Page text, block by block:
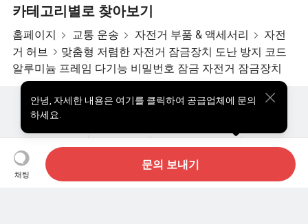
카테고리별로 찾아보기
홈페이지 교통 운송 자전거 부품 & 액세서리
자전
거 허브
맞춤형 저렴한 자전거 잠금장치 도난 방지 코드
알루미늄 프레임 다기능 비밀번호 잠금 자전거 잠금장치
채팅
문의 보내기
안녕, 자세한 내용은 여기를 클릭하여 공급업체에 문의
하세요.
핫한 제품 핫 제품 가격 도매 핫 제품
스타 바이어
우리에 대하여
사용자 약관 개인정보 보호정책
연락하다
Copyright © 2026 Focus Technology Co., Ltd. All Rights Reserved